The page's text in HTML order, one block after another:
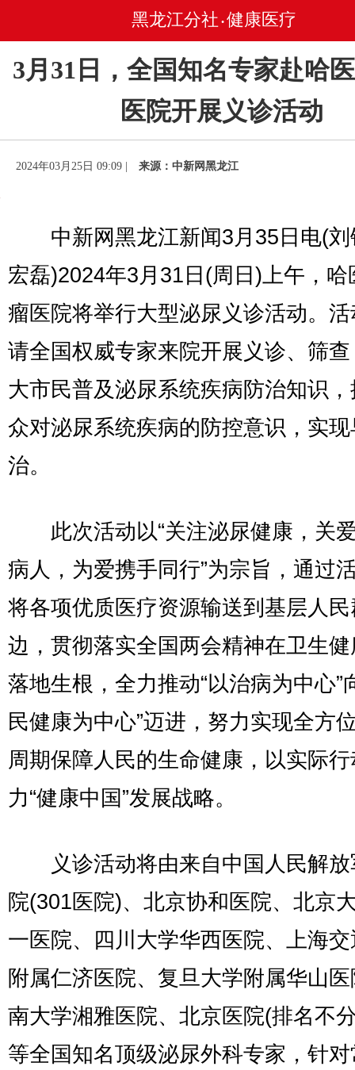
黑龙江分社 • 健康医疗
3月31日，全国知名专家赴哈
医院开展义诊活动
2024年03月25日 09:09 | 来源：中新网黑龙江
中新网黑龙江新闻3月35日电(刘
宏磊)2024年3月31日(周日)上午，哈
瘤医院将举行大型泌尿义诊活动。
请全国权威专家来院开展义诊、筛
大市民普及泌尿系统疾病防治知识
众对泌尿系统疾病的防控意识，实
治。
此次活动以“关注泌尿健康，关
病人，为爱携手同行”为宗旨，通过
将各项优质医疗资源输送到基层人
边，贯彻落实全国两会精神在卫生
落地生根，全力推动“以治病为中心”
民健康为中心”迈进，努力实现全方
周期保障人民的生命健康，以实际
力“健康中国”发展战略。
义诊活动将由来自中国人民解放
院(301医院)、北京协和医院、北京
一医院、四川大学华西医院、上海
附属仁济医院、复旦大学附属华山
南大学湘雅医院、北京医院(排名不
等全国知名顶级泌尿外科专家，针